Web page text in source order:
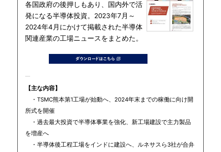
各国政府の後押しもあり、国内外で活
発になる半導体投資。2023年7月～
2024年4月にかけて掲載された半導体
関連産業の工場ニュースをまとめた。
【主な内容】
・TSMC熊本第1工場が始動へ、2024年末までの稼働に向け開
所式を開催
・過去最大投資で半導体事業を強化、新工場建設で主力製品
を増産へ
・半導体後工程工場をインドに建設へ、ルネサスら3社が合弁